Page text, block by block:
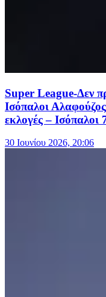
Super League-Δεν
Ισόπαλοι
εκλογές –
30 Ιουνίου 2026, 20:06